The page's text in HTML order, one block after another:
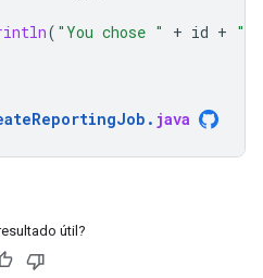
( "You chose " + id + "
. java
útil?